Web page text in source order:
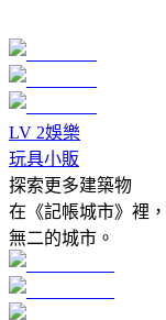
LV 2娛樂
玩具小販
探索更多建築物
在《記帳城市》裡
無二的城市。